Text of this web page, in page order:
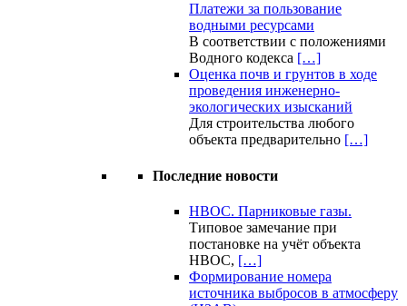
Платежи за пользование
водными ресурсами
В соответствии с положениями
Водного кодекса […]
Оценка почв и грунтов в ходе
проведения инженерно-
экологических изысканий
Для строительства любого
объекта предварительно […]
Последние новости
НВОС. Парниковые газы.
Типовое замечание при
постановке на учёт объекта
НВОС, […]
Формирование номера
источника выбросов в атмосферу